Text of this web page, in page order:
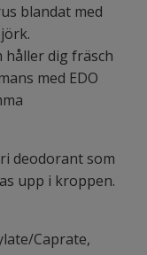
blandat med
håller dig fräsch
med EDO
deodorant som
upp i kroppen.
Caprate,